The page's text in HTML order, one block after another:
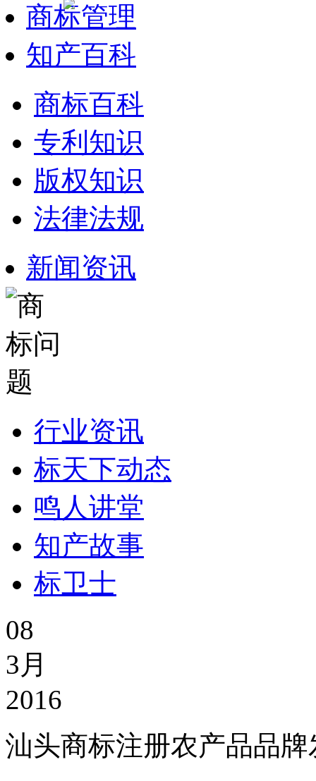
商标管理
知产百科
商标百科
专利知识
版权知识
法律法规
新闻资讯
行业资讯
标天下动态
鸣人讲堂
知产故事
标卫士
08
3月
2016
汕头商标注册农产品品牌